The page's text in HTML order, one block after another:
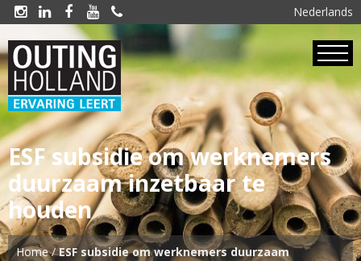
Nederlands
    
ESF subsidie om werknemers
duurzaam inzetbaar te
houden
Home/ESF subsidie om werknemers duurzaam